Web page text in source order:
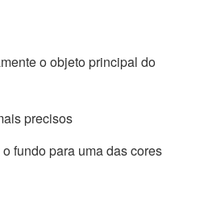
o objeto principal do
precisos
fundo para uma das cores